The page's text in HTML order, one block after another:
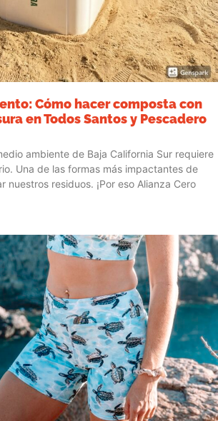
Cómo hacer composta con
en Todos Santos y Pescadero
ambiente de Baja California Sur requiere
Una de las formas más impactantes de
nuestros residuos. ¡Por eso Alianza Cero